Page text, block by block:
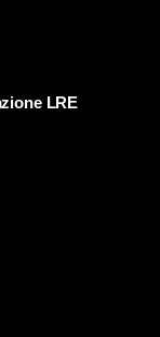
LRE